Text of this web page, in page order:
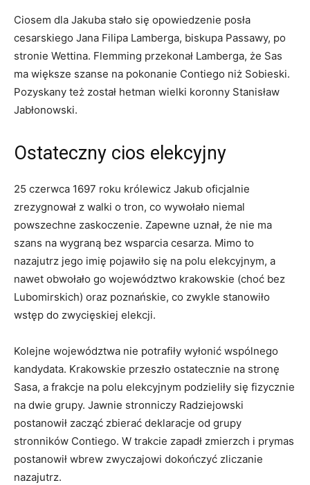
Ciosem dla Jakuba stało się opowiedzenie posła
cesarskiego Jana Filipa Lamberga, biskupa Passawy, po
stronie Wettina. Flemming przekonał Lamberga, że Sas
ma większe szanse na pokonanie Contiego niż Sobieski.
Pozyskany też został hetman wielki koronny Stanisław
Jabłonowski.
Ostateczny cios elekcyjny
25 czerwca 1697 roku królewicz Jakub oficjalnie
zrezygnował z walki o tron, co wywołało niemal
powszechne zaskoczenie. Zapewne uznał, że nie ma
szans na wygraną bez wsparcia cesarza. Mimo to
nazajutrz jego imię pojawiło się na polu elekcyjnym, a
nawet obwołało go województwo krakowskie (choć bez
Lubomirskich) oraz poznańskie, co zwykle stanowiło
wstęp do zwycięskiej elekcji.
Kolejne województwa nie potrafiły wyłonić wspólnego
kandydata. Krakowskie przeszło ostatecznie na stronę
Sasa, a frakcje na polu elekcyjnym podzieliły się fizycznie
na dwie grupy. Jawnie stronniczy Radziejowski
postanowił zacząć zbierać deklaracje od grupy
stronników Contiego. W trakcie zapadł zmierzch i prymas
postanowił wbrew zwyczajowi dokończyć zliczanie
nazajutrz.